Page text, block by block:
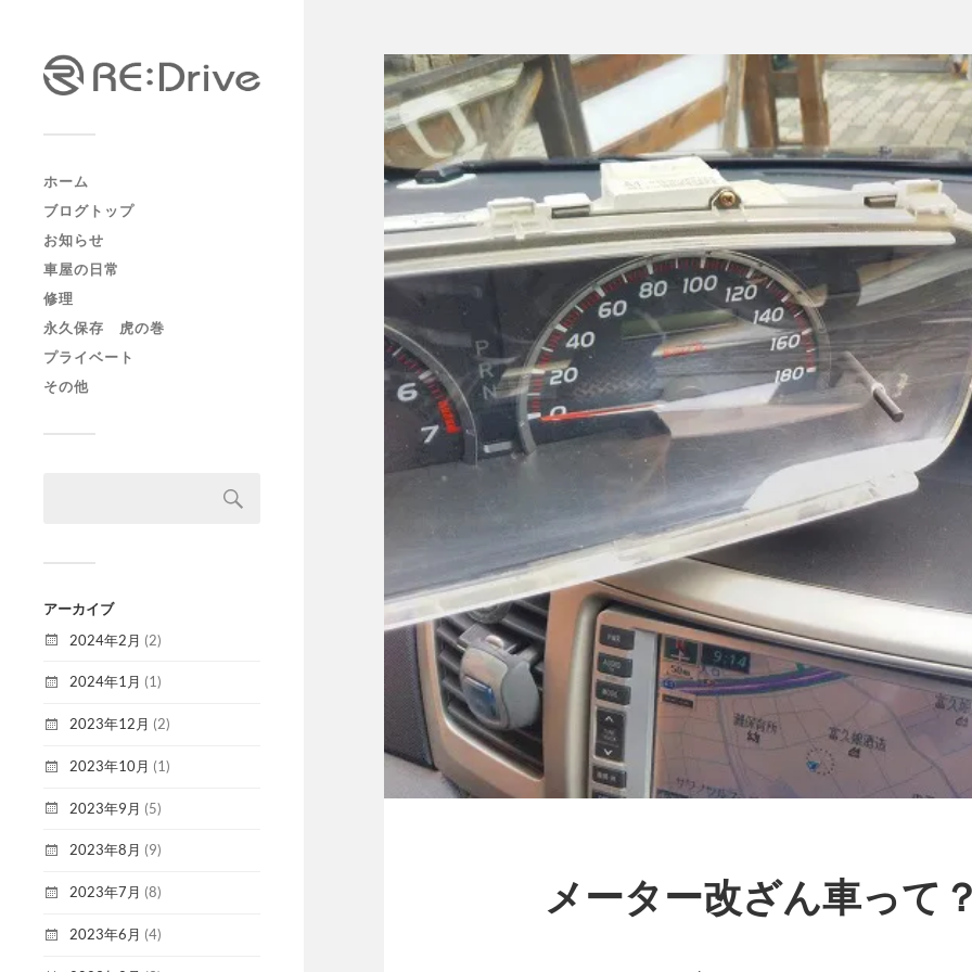
ホーム
ブログトップ
お知らせ
車屋の日常
修理
永久保存 虎の巻
プライベート
その他
アーカイブ
2024年2月 (2)
2024年1月 (1)
2023年12月 (2)
2023年10月 (1)
2023年9月 (5)
2023年8月 (9)
2023年7月 (8)
2023年6月 (4)
メーター改ざん車って